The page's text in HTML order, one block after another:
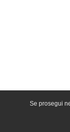
Se prosegui